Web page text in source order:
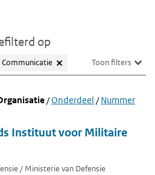
op
Communicatie Toon filters
/Onderdeel /Nummer
Instituut voor Militaire
/ Ministerie van Defensie